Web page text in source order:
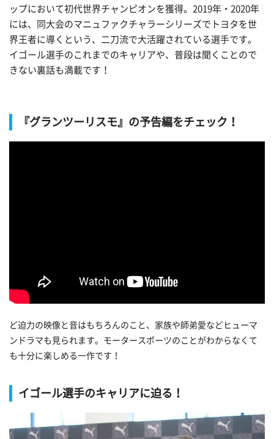
ップにおいて初代世界チャンピオンを獲得。2019年・2020年
には、同大会のマニュファクチャラーシリーズでトヨタを世
界王者に導くという、二刀流で大活躍されている選手です。
イゴール選手のこれまでのキャリアや、普段は聞くことので
きない裏話も満載です！
『グランツーリスモ』の予告編をチェック！
ど迫力の映像と音はもちろんのこと、家族や師弟愛などヒューマ
ンドラマも見られます。モータースポーツのことがわからなくて
も十分に楽しめる一作です！
イゴール選手のキャリアに迫る！